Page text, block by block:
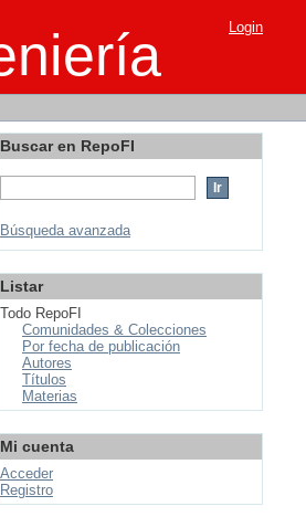
Login
Buscar en RepoFI
Búsqueda avanzada
Listar
Todo RepoFI
Comunidades & Colecciones
Por fecha de publicación
Autores
Títulos
Materias
Mi cuenta
Acceder
Registro